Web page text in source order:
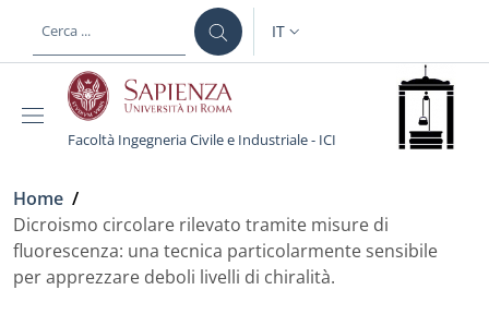
al contenuto principale
SELETTORE LINGUA:
IT
Facoltà Ingegneria Civile e Industriale - ICI
Briciole di pane
Home /
Dicroismo circolare rilevato tramite misure di
fluorescenza: una tecnica particolarmente sensibile
per apprezzare deboli livelli di chiralità.